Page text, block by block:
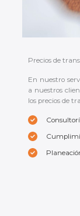
Precios de
En nuestro
a nuestros
los precios de